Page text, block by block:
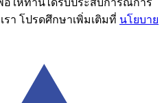
า โปรดศึกษาเพิ่มเติมที่ นโยบาย